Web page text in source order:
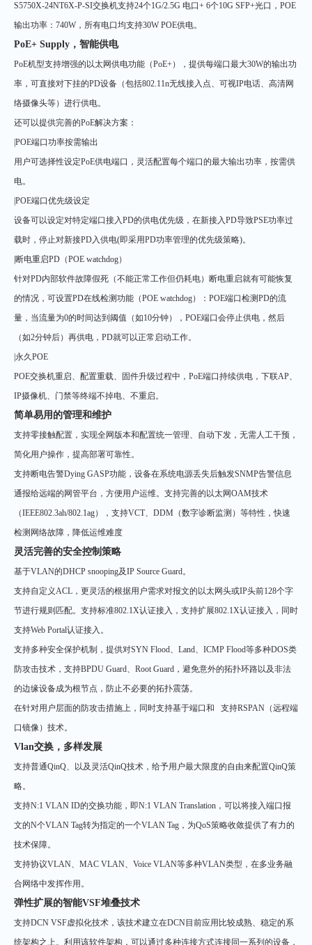
S5750X-24NT6X-P-SI交换机支持24个1G/2.5G 电口+ 6个10G SFP+光口，POE
输出功率：740W，所有电口均支持30W POE供电。
PoE+ Supply，智能供电
PoE机型支持增强的以太网供电功能（PoE+），提供每端口最大30W的输出功
率，可直接对下挂的PD设备（包括802.11n无线接入点、可视IP电话、高清网
络摄像头等）进行供电。
还可以提供完善的PoE解决方案：
|POE端口功率按需输出
用户可选择性设定PoE供电端口，灵活配置每个端口的最大输出功率，按需供
电。
|POE端口优先级设定
设备可以设定对特定端口接入PD的供电优先级，在新接入PD导致PSE功率过
载时，停止对新接PD入供电(即采用PD功率管理的优先级策略)。
|断电重启PD（POE watchdog）
针对PD内部软件故障假死（不能正常工作但仍耗电）断电重启就有可能恢复
的情况，可设置PD在线检测功能（POE watchdog）：POE端口检测PD的流
量，当流量为0的时间达到阈值（如10分钟），POE端口会停止供电，然后
（如2分钟后）再供电，PD就可以正常启动工作。
|永久POE
POE交换机重启、配置重载、固件升级过程中，PoE端口持续供电，下联AP、
IP摄像机、门禁等终端不掉电、不重启。
简单易用的管理和维护
支持零接触配置，实现全网版本和配置统一管理、自动下发，无需人工干预，
简化用户操作，提高部署可靠性。
支持断电告警Dying GASP功能，设备在系统电源丢失后触发SNMP告警信息
通报给远端的网管平台，方便用户运维。支持完善的以太网OAM技术
（IEEE802.3ah/802.1ag），支持VCT、DDM（数字诊断监测）等特性，快速
检测网络故障，降低运维难度
灵活完善的安全控制策略
基于VLAN的DHCP snooping及IP Source Guard。
支持自定义ACL，更灵活的根据用户需求对报文的以太网头或IP头前128个字
节进行规则匹配。支持标准802.1X认证接入，支持扩展802.1X认证接入，同时
支持Web Portal认证接入。
支持多种安全保护机制，提供对SYN Flood、Land、ICMP Flood等多种DOS类
防攻击技术，支持BPDU Guard、Root Guard，避免意外的拓扑环路以及非法
的边缘设备成为根节点，防止不必要的拓扑震荡。
在针对用户层面的防攻击措施上，同时支持基于端口和 支持RSPAN（远程端
口镜像）技术。
Vlan交换，多样发展
支持普通QinQ、以及灵活QinQ技术，给予用户最大限度的自由来配置QinQ策
略。
支持N:1 VLAN ID的交换功能，即N:1 VLAN Translation，可以将接入端口报
文的N个VLAN Tag转为指定的一个VLAN Tag，为QoS策略收敛提供了有力的
技术保障。
支持协议VLAN、MAC VLAN、Voice VLAN等多种VLAN类型，在多业务融
合网络中发挥作用。
弹性扩展的智能VSF堆叠技术
支持DCN VSF虚拟化技术，该技术建立在DCN目前应用比较成熟、稳定的系
统架构之上。利用该软件架构，可以通过多种连接方式连接同一系列的设备，